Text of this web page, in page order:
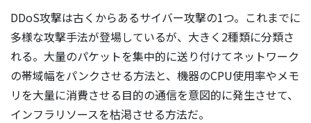
DDoS攻撃は古くからあるサイバー攻撃の1つ。これまでに
多様な攻撃手法が登場しているが、大きく2種類に分類さ
れる。大量のパケットを集中的に送り付けてネットワーク
の帯域幅をパンクさせる方法と、機器のCPU使用率やメモ
リを大量に消費させる目的の通信を意図的に発生させて、
インフラリソースを枯渇させる方法だ。